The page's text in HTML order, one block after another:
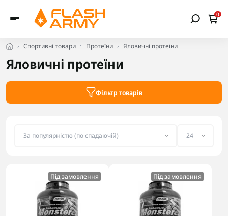
0
Спортивні товари Протеїни Яловичні протеїни
Яловичні протеїни
Фільтр товарів
Під замовлення Під замовлення